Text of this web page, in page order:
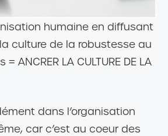
humaine en diffusant
culture de la robustesse au
ANCRER LA CULTURE DE LA
dans l’organisation
car c’est au coeur des